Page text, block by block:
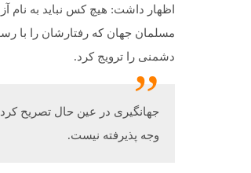
اظهار داشت: هیچ کس نباید به نام
مسلمان جهان که رفتارشان را با
دشمنی را ترویج کرد.
جهانگیری در عین حال تصریح
وجه پذیرفته نیست.